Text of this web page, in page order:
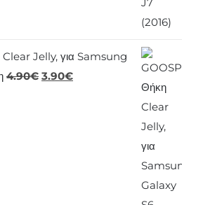
Jelly, για Samsung
4.90€ Original
3.90€Η